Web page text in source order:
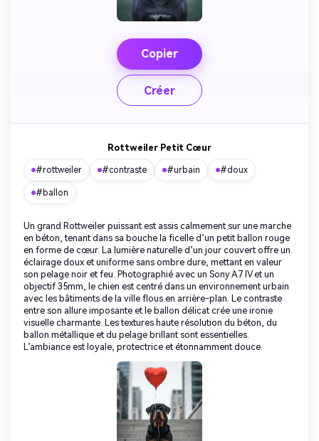
Copier
Créer
Rottweiler Petit Cœur
#rottweiler #contraste #urbain #doux
#ballon
Un grand Rottweiler puissant est assis calmement sur une marche
en béton, tenant dans sa bouche la ficelle d’un petit ballon rouge
en forme de cœur. La lumière naturelle d’un jour couvert offre un
éclairage doux et uniforme sans ombre dure, mettant en valeur
son pelage noir et feu. Photographié avec un Sony A7 IV et un
objectif 35mm, le chien est centré dans un environnement urbain
avec les bâtiments de la ville flous en arrière-plan. Le contraste
entre son allure imposante et le ballon délicat crée une ironie
visuelle charmante. Les textures haute résolution du béton, du
ballon métallique et du pelage brillant sont essentielles.
L’ambiance est loyale, protectrice et étonnamment douce.